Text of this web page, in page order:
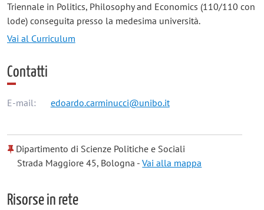
Triennale in Politics, Philosophy and Economics (110/110 con
lode) conseguita presso la medesima università.
Vai al Curriculum
Contatti
E-mail: edoardo.carminucci@unibo.it
Dipartimento di Scienze Politiche e Sociali
Strada Maggiore 45, Bologna -Vai alla mappa
Risorse in rete